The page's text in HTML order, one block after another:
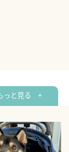
っと見る +